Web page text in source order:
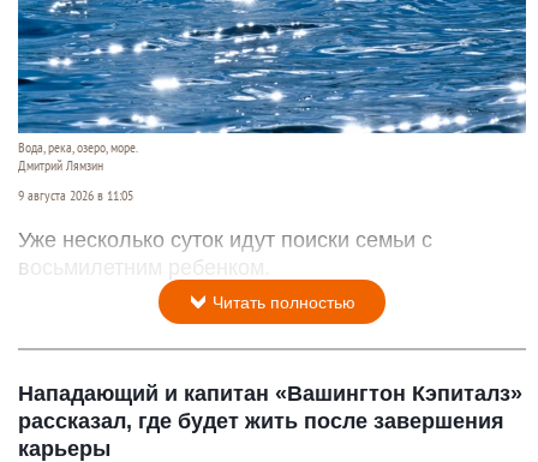
Вода, река, озеро, море.
Дмитрий Лямзин
9 августа 2026 в 11:05
Уже несколько суток идут поиски семьи с
восьмилетним ребенком.
Читать полностью
Нападающий и капитан «Вашингтон Кэпиталз»
рассказал, где будет жить после завершения
карьеры